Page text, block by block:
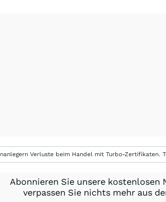
Verluste beim Handel mit Turbo-
Abonnieren Sie unsere kostenlosen
verpassen Sie nichts mehr aus